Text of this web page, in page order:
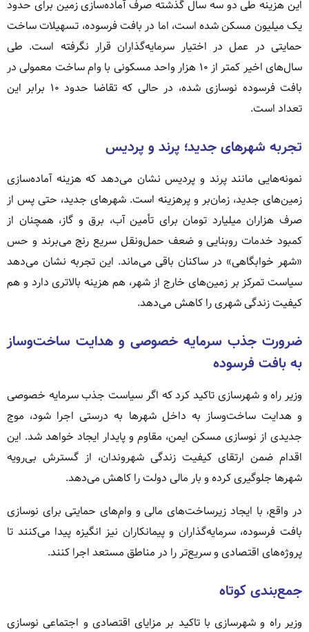
این هزینه طی دو سه سال گذشته صرف آماده‌سازی زمین برای حدود
یک میلیون مسکن شده است، اما در بافت فرسوده، تسهیلات ساخت
حمایتی در عمل در اختیار سرمایه‌گذاران قرار نگرفته است. طی
سال‌های اخیر کمتر از ۱۰ هزار واحد مسکونی با وام ساخت معمولی در
بافت فرسوده نوسازی شده، در حالی که تقاضا حدود ۱۰ برابر این
تعداد است.
تجربه شهرهای جدید؛ پرند و پردیس
نمونه‌هایی مانند پرند و پردیس نشان می‌دهد که هزینه آماده‌سازی
زمین‌های جدید، زمان‌بر و پرهزینه است. شهرهای جدید، حتی پس از
صرف هزاران میلیارد تومان برای تأمین آب، برق و گاز، همچنان از
کمبود خدمات روبنایی و ضعف حمل‌ونقل سریع رنج می‌برند و حس
«شهر خوابگاهی» در ساکنان باقی می‌ماند. این تجربه نشان می‌دهد
سیاست تمرکز بر زمین‌های خارج از شهر، هم هزینه بالاتری دارد و هم
کیفیت زندگی شهری را کاهش می‌دهد.
ضرورت جذب سرمایه خصوصی و هدایت ساخت‌وساز
به بافت فرسوده
وزیر راه و شهرسازی تاکید کرد که اگر سیاست جذب سرمایه خصوصی
و هدایت ساخت‌وساز به داخل شهرها به درستی اجرا شود، موج
جدیدی از نوسازی مسکن ایمن، مقاوم و پایدار ایجاد خواهد شد. این
اقدام ضمن ارتقای کیفیت زندگی شهروندان، از گسترش بی‌رویه
شهرها جلوگیری کرده و بار مالی دولت را کاهش می‌دهد.
در واقع، با ایجاد زیرساخت‌های مالی و وام‌های حمایتی برای نوسازی
بافت فرسوده، سرمایه‌گذاران و پیمانکاران نیز انگیزه پیدا می‌کنند تا
پروژه‌های اقتصادی و سریع‌تر را در مناطق مستعد اجرا کنند.
جمع‌بندی کوتاه
وزیر راه و شهرسازی با تاکید بر مزایای اقتصادی و اجتماعی نوسازی